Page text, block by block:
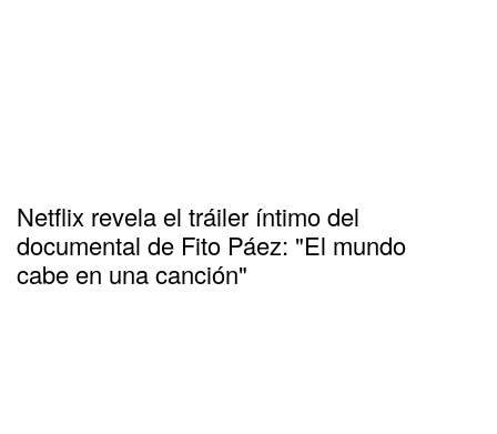
Netflix revela el tráiler íntimo del
documental de Fito Páez: "El mundo
cabe en una canción"